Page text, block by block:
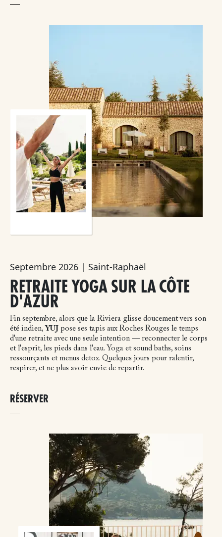
Septembre 2026 | Saint-Raphaël
RETRAITE YOGA SUR LA CÔTE
D'AZUR
Fin septembre, alors que la Riviera glisse doucement vers son
été indien, YUJ
pose ses tapis aux Roches Rouges le temps
d'une retraite avec une seule intention — reconnecter le corps
et l'esprit, les pieds dans l'eau. Yoga et sound baths, soins
ressourçants et menus detox. Quelques jours pour ralentir,
respirer, et ne plus avoir envie de repartir.
RÉSERVER